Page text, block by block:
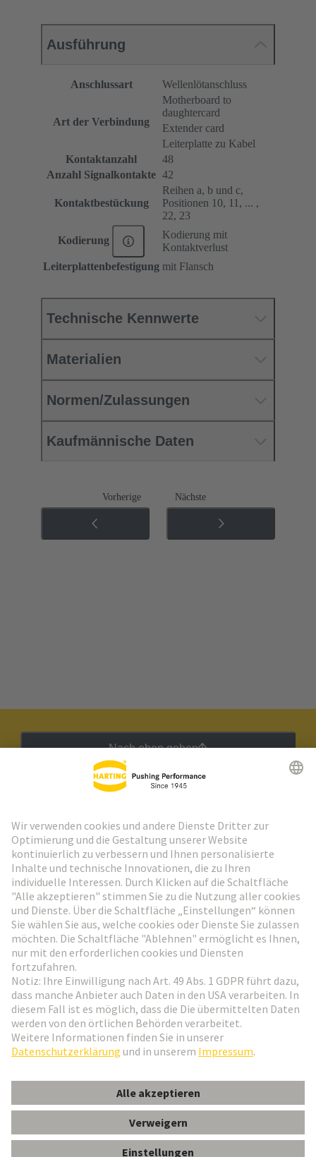
Ausführung
Anschlussart Wellenlötanschluss
Art der Verbindung
Motherboard to
daughtercard
Extender card
Leiterplatte zu Kabel
Kontaktanzahl
48
Anzahl Signalkontakte 42
Kontaktbestückung
Reihen a, b und c,
Positionen 10, 11, ... ,
22, 23
Kodierung
Kodierung mit
Kontaktverlust
Leiterplattenbefestigung mit Flansch
Technische Kennwerte
Materialien
Normen/Zulassungen
Kaufmännische Daten
Vorherige Nächste
Nach oben gehen
Weiter zur Anmeldung
Social Media
Schweiz Deutsch
© HARTING Technologiegruppe
ImpressumDatenschutz-ErklärungCookie-Einstellungen
Kundeninformation